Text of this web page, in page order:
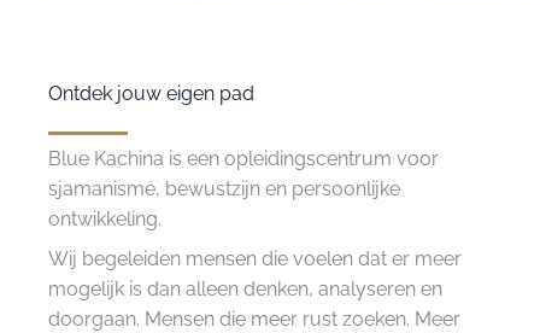
Ontdek jouw eigen pad
Blue Kachina is een opleidingscentrum voor
sjamanisme, bewustzijn en persoonlijke
ontwikkeling.
Wij begeleiden mensen die voelen dat er meer
mogelijk is dan alleen denken, analyseren en
doorgaan. Mensen die meer rust zoeken. Meer